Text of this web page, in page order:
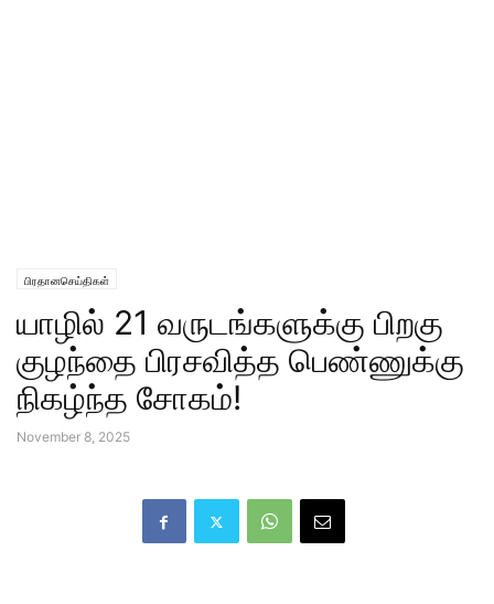
பிரதானசெய்திகள்
யாழில் 21 வருடங்களுக்கு பிறகு
குழந்தை பிரசவித்த பெண்ணுக்கு
நிகழ்ந்த சோகம்!
November 8, 2025